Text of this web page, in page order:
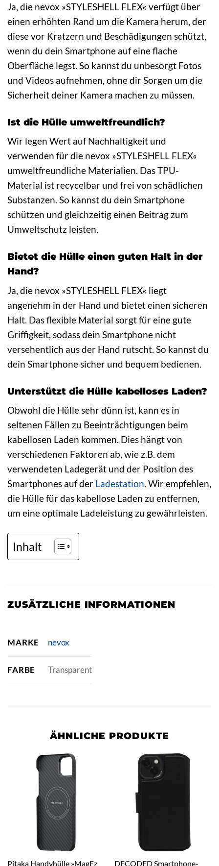
Ja, die nevox »STYLESHELL FLEX« verfügt über
einen erhöhten Rand um die Kamera herum, der
diese vor Kratzern und Beschädigungen schützt,
wenn du dein Smartphone auf eine flache
Oberfläche legst. So kannst du unbesorgt Fotos
und Videos aufnehmen, ohne dir Sorgen um die
Sicherheit deiner Kamera machen zu müssen.
Ist die Hülle umweltfreundlich?
Wir legen Wert auf Nachhaltigkeit und
verwenden für die nevox »STYLESHELL FLEX«
umweltfreundliche Materialien. Das TPU-
Material ist recycelbar und frei von schädlichen
Substanzen. So kannst du dein Smartphone
schützen und gleichzeitig einen Beitrag zum
Umweltschutz leisten.
Bietet die Hülle einen guten Halt in der
Hand?
Ja, die nevox »STYLESHELL FLEX« liegt
angenehm in der Hand und bietet einen sicheren
Halt. Das flexible Material sorgt für eine gute
Griffigkeit, sodass dein Smartphone nicht
versehentlich aus der Hand rutscht. So kannst du
dein Smartphone sicher und bequem bedienen.
Unterstützt die Hülle kabelloses Laden?
Obwohl die Hülle sehr dünn ist, kann es in
seltenen Fällen zu Beeinträchtigungen beim
kabellosen Laden kommen. Dies hängt von
verschiedenen Faktoren ab, wie z.B. dem
verwendeten Ladegerät und der Position des
Smartphones auf der Ladestation. Wir empfehlen,
die Hülle für das kabellose Laden zu entfernen,
um eine optimale Ladeleistung zu gewährleisten.
Inhalt
ZUSÄTZLICHE INFORMATIONEN
MARKE nevox
FARBE Transparent
ÄHNLICHE PRODUKTE
Pitaka Handyhülle »MagEz DECODED Smartphone-